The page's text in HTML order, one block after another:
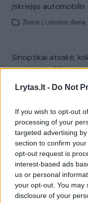
Lrytas.lt - Do Not
If you wish to opt-out
processing of your
targeted advertising
section to confirm
opt-out request is
interest-based ads
us or personal
your opt-out. You may
disclosure of your
įskriejęs automobilis
Žinios Lietuvos diena
Sinoptikai atsakė,
savaitę: karščiai
Žinios | Orai